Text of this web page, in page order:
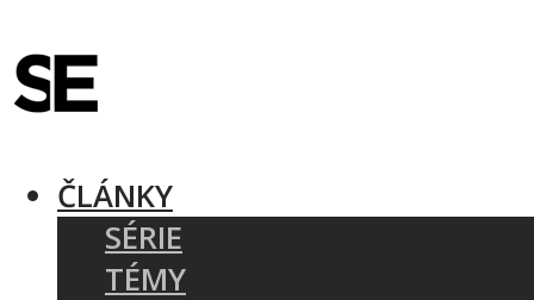
ČLÁNKY
SÉRIE
TÉMY